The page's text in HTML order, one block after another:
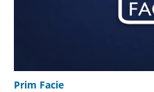
Prim Facie